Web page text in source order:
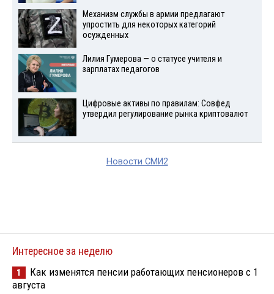
Механизм службы в армии предлагают
упростить для некоторых категорий
осужденных
Лилия Гумерова — о статусе учителя и
зарплатах педагогов
Цифровые активы по правилам: Совфед
утвердил регулирование рынка криптовалют
Новости СМИ2
Интересное за неделю
1
Как изменятся пенсии работающих пенсионеров с 1
августа